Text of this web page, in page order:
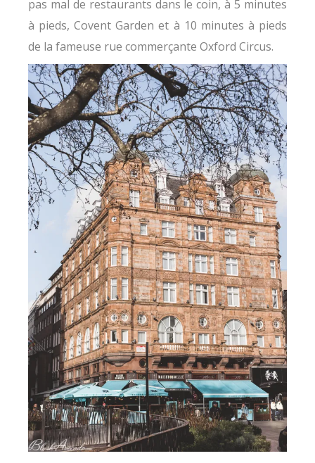
pas mal de restaurants dans le coin, à 5 minutes
à pieds, Covent Garden et à 10 minutes à pieds
de la fameuse rue commerçante Oxford Circus.